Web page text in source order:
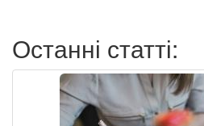
Останні статті: